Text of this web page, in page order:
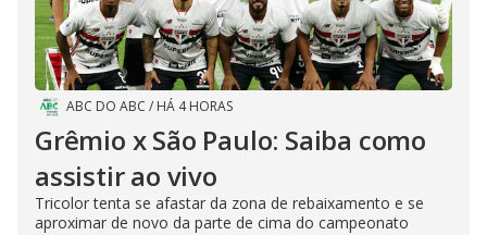
ABC DO ABC / HÁ 4 HORAS
Grêmio x São Paulo: Saiba como
assistir ao vivo
Tricolor tenta se afastar da zona de rebaixamento e se
aproximar de novo da parte de cima do campeonato